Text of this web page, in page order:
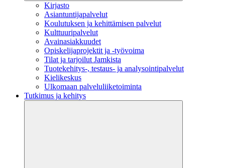
Kirjasto
Asiantuntijapalvelut
Koulutuksen ja kehittämisen palvelut
Kulttuuripalvelut
Avainasiakkuudet
Opiskelijaprojektit​ ja -työvoima
Tilat ja tarjoilut Jamkista
Tuotekehitys-, testaus- ja analysointipalvelut
Kielikeskus
Ulkomaan palveluliiketoiminta
Tutkimus ja kehitys